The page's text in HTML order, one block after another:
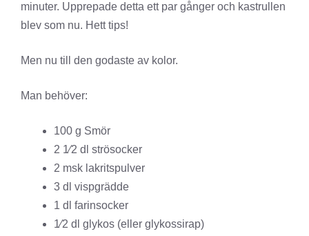
minuter. Upprepade detta ett par gånger och kastrullen
blev som nu. Hett tips!
Men nu till den godaste av kolor.
Man behöver:
100 g Smör
2 1⁄2 dl strösocker
2 msk lakritspulver
3 dl vispgrädde
1 dl farinsocker
1⁄2 dl glykos (eller glykossirap)